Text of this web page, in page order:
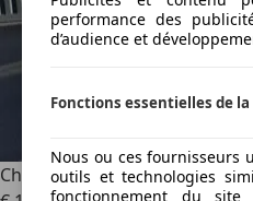
Chevrolet CamaroIII V8 5.7L
performance des
d’audience et
Fonctions essentielles de la
Nous ou ces fournisseurs
outils et technologies
fonctionnement du